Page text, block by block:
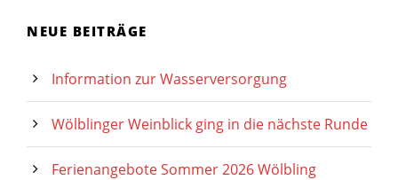
NEUE BEITRÄGE
Information zur Wasserversorgung
Wölblinger Weinblick ging in die nächste Runde
Ferienangebote Sommer 2026 Wölbling